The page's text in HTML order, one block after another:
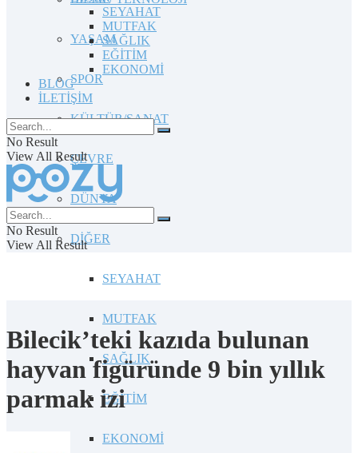
YAŞAM
SPOR
KÜLTÜR/SANAT
ÇEVRE
DÜNYA
DİĞER
SEYAHAT
MUTFAK
SAĞLIK
EĞİTİM
EKONOMİ
SEYAHAT
MUTFAK
SAĞLIK
EĞİTİM
EKONOMİ
BLOG
İLETİŞİM
No Result
View All Result
No Result
View All Result
Bilecik’teki kazıda bulunan
hayvan figüründe 9 bin yıllık
parmak izi